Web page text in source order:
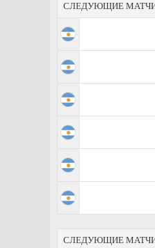
СЛЕДУЮЩИЕ
СЛЕДУЮЩИЕ